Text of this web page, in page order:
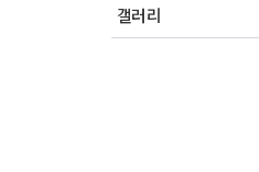
갤러리